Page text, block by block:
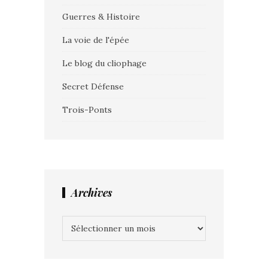
Guerres & Histoire
La voie de l'épée
Le blog du cliophage
Secret Défense
Trois-Ponts
Archives